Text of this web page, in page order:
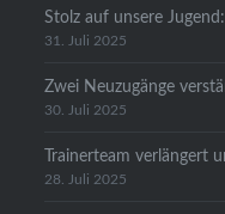
Stolz auf unsere
31. Juli 2025
Zwei Neuzugänge
30. Juli 2025
Trainerteam verlängert
28. Juli 2025